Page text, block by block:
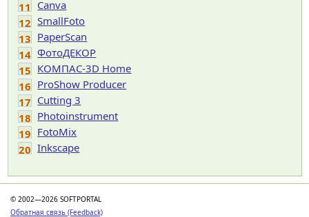
11 Canva
12 SmallFoto
13 PaperScan
14 ФотоДЕКОР
15 КОМПАС-3D Home
16 ProShow Producer
17 Cutting 3
18 Photoinstrument
19 FotoMix
20 Inkscape
© 2002—2026 SOFTPORTAL
Обратная связь (Feedback)